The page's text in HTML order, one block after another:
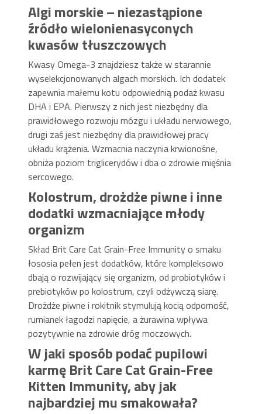
Algi morskie – niezastąpione
źródło wielonienasyconych
kwasów tłuszczowych
Kwasy Omega-3 znajdziesz także w starannie
wyselekcjonowanych algach morskich. Ich dodatek
zapewnia małemu kotu odpowiednią podaż kwasu
DHA i EPA. Pierwszy z nich jest niezbędny dla
prawidłowego rozwoju mózgu i układu nerwowego,
drugi zaś jest niezbędny dla prawidłowej pracy
układu krążenia. Wzmacnia naczynia krwionośne,
obniża poziom triglicerydów i dba o zdrowie mięśnia
sercowego.
Kolostrum, drożdże piwne i inne
dodatki wzmacniające młody
organizm
Skład Brit Care Cat Grain-Free Immunity o smaku
łososia pełen jest dodatków, które kompleksowo
dbają o rozwijający się organizm, od probiotyków i
prebiotyków po kolostrum, czyli odżywczą siarę.
Drożdże piwne i rokitnik stymulują kocią odporność,
rumianek łagodzi napięcie, a żurawina wpływa
pozytywnie na zdrowie dróg moczowych.
W jaki sposób podać pupilowi
karmę Brit Care Cat Grain-Free
Kitten Immunity, aby jak
najbardziej mu smakowała?